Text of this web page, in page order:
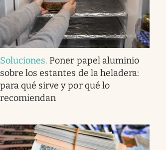
Soluciones. Poner papel aluminio
sobre los estantes de la heladera:
para qué sirve y por qué lo
recomiendan